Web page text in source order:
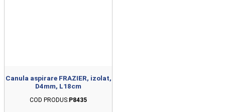
Canula aspirare FRAZIER, izolat,
D4mm, L18cm
COD PRODUS: P8435